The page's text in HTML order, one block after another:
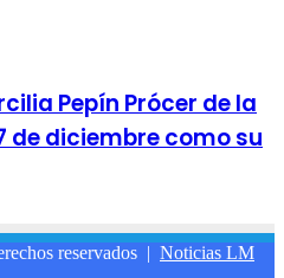
Pepín Prócer de la
de diciembre como su
reservados | Noticias LM